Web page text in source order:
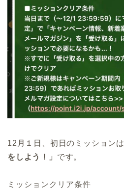
12月１日、初日のミッションは
をしよう！
」 です。
ミッションクリア条件